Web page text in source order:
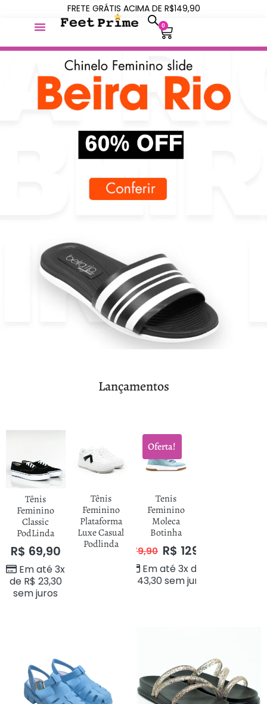
FRETE GRÁTIS ACIMA DE R$149,90
0
Lançamentos
Tênis
Feminino
Classic
PodLinda
R$ 69,90
Em até 3x
de R$ 23,30
sem juros
Tênis
Feminino
Plataforma
Luxe Casual
Podlinda
Oferta!
Tenis
Feminino
Moleca
Botinha
R$ 179,90 R$ 129,90
Em até 3x de
43,30sem juros